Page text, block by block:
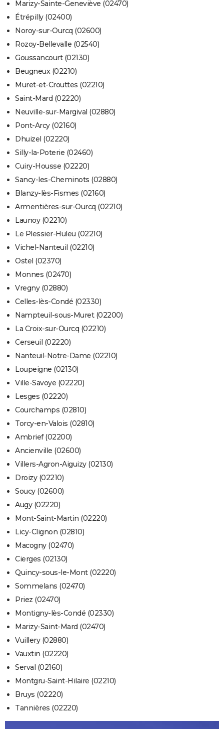
Marizy-Sainte-Geneviève (02470)
Étrépilly (02400)
Noroy-sur-Ourcq (02600)
Rozoy-Bellevalle (02540)
Goussancourt (02130)
Beugneux (02210)
Muret-et-Crouttes (02210)
Saint-Mard (02220)
Neuville-sur-Margival (02880)
Pont-Arcy (02160)
Dhuizel (02220)
Silly-la-Poterie (02460)
Cuiry-Housse (02220)
Sancy-les-Cheminots (02880)
Blanzy-lès-Fismes (02160)
Armentières-sur-Ourcq (02210)
Launoy (02210)
Le Plessier-Huleu (02210)
Vichel-Nanteuil (02210)
Ostel (02370)
Monnes (02470)
Vregny (02880)
Celles-lès-Condé (02330)
Nampteuil-sous-Muret (02200)
La Croix-sur-Ourcq (02210)
Cerseuil (02220)
Nanteuil-Notre-Dame (02210)
Loupeigne (02130)
Ville-Savoye (02220)
Lesges (02220)
Courchamps (02810)
Torcy-en-Valois (02810)
Ambrief (02200)
Ancienville (02600)
Villers-Agron-Aiguizy (02130)
Droizy (02210)
Soucy (02600)
Augy (02220)
Mont-Saint-Martin (02220)
Licy-Clignon (02810)
Macogny (02470)
Cierges (02130)
Quincy-sous-le-Mont (02220)
Sommelans (02470)
Priez (02470)
Montigny-lès-Condé (02330)
Marizy-Saint-Mard (02470)
Vuillery (02880)
Vauxtin (02220)
Serval (02160)
Montgru-Saint-Hilaire (02210)
Bruys (02220)
Tannières (02220)